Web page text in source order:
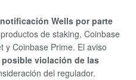
Wells por parte
de staking, Coinbase
y Coinbase Prime. El aviso
posible violación de las
del regulador.